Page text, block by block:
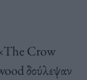
«The Crow
δούλεψαν